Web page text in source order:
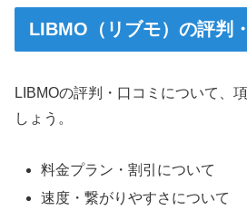
LIBMO（リブモ）の評判
LIBMOの評判・口コミについて、
しょう。
料金プラン・割引について
速度・繋がりやすさについて